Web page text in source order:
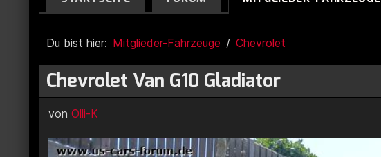
Du bist hier: Mitglieder-Fahrzeuge Chevrolet
Chevrolet Van G10 Gladiator
von Olli-K